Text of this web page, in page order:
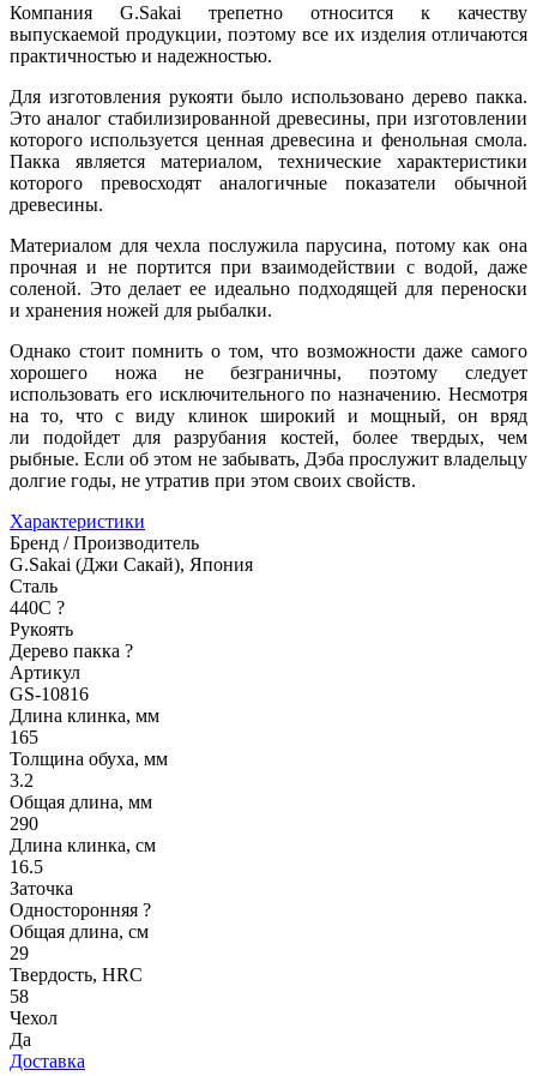
Компания G.Sakai трепетно относится к качеству
выпускаемой продукции, поэтому все их изделия отличаются
практичностью и надежностью.
Для изготовления рукояти было использовано дерево пакка.
Это аналог стабилизированной древесины, при изготовлении
которого используется ценная древесина и фенольная смола.
Пакка является материалом, технические характеристики
которого превосходят аналогичные показатели обычной
древесины.
Материалом для чехла послужила парусина, потому как она
прочная и не портится при взаимодействии с водой, даже
соленой. Это делает ее идеально подходящей для переноски
и хранения ножей для рыбалки.
Однако стоит помнить о том, что возможности даже самого
хорошего ножа не безграничны, поэтому следует
использовать его исключительного по назначению. Несмотря
на то, что с виду клинок широкий и мощный, он вряд
ли подойдет для разрубания костей, более твердых, чем
рыбные. Если об этом не забывать, Дэба прослужит владельцу
долгие годы, не утратив при этом своих свойств.
Характеристики
Бренд / Производитель
G.Sakai (Джи Сакай), Япония
Сталь
440C ?
Рукоять
Дерево пакка ?
Артикул
GS-10816
Длина клинка, мм
165
Толщина обуха, мм
3.2
Общая длина, мм
290
Длина клинка, см
16.5
Заточка
Односторонняя ?
Общая длина, см
29
Твердость, HRC
58
Чехол
Да
Доставка